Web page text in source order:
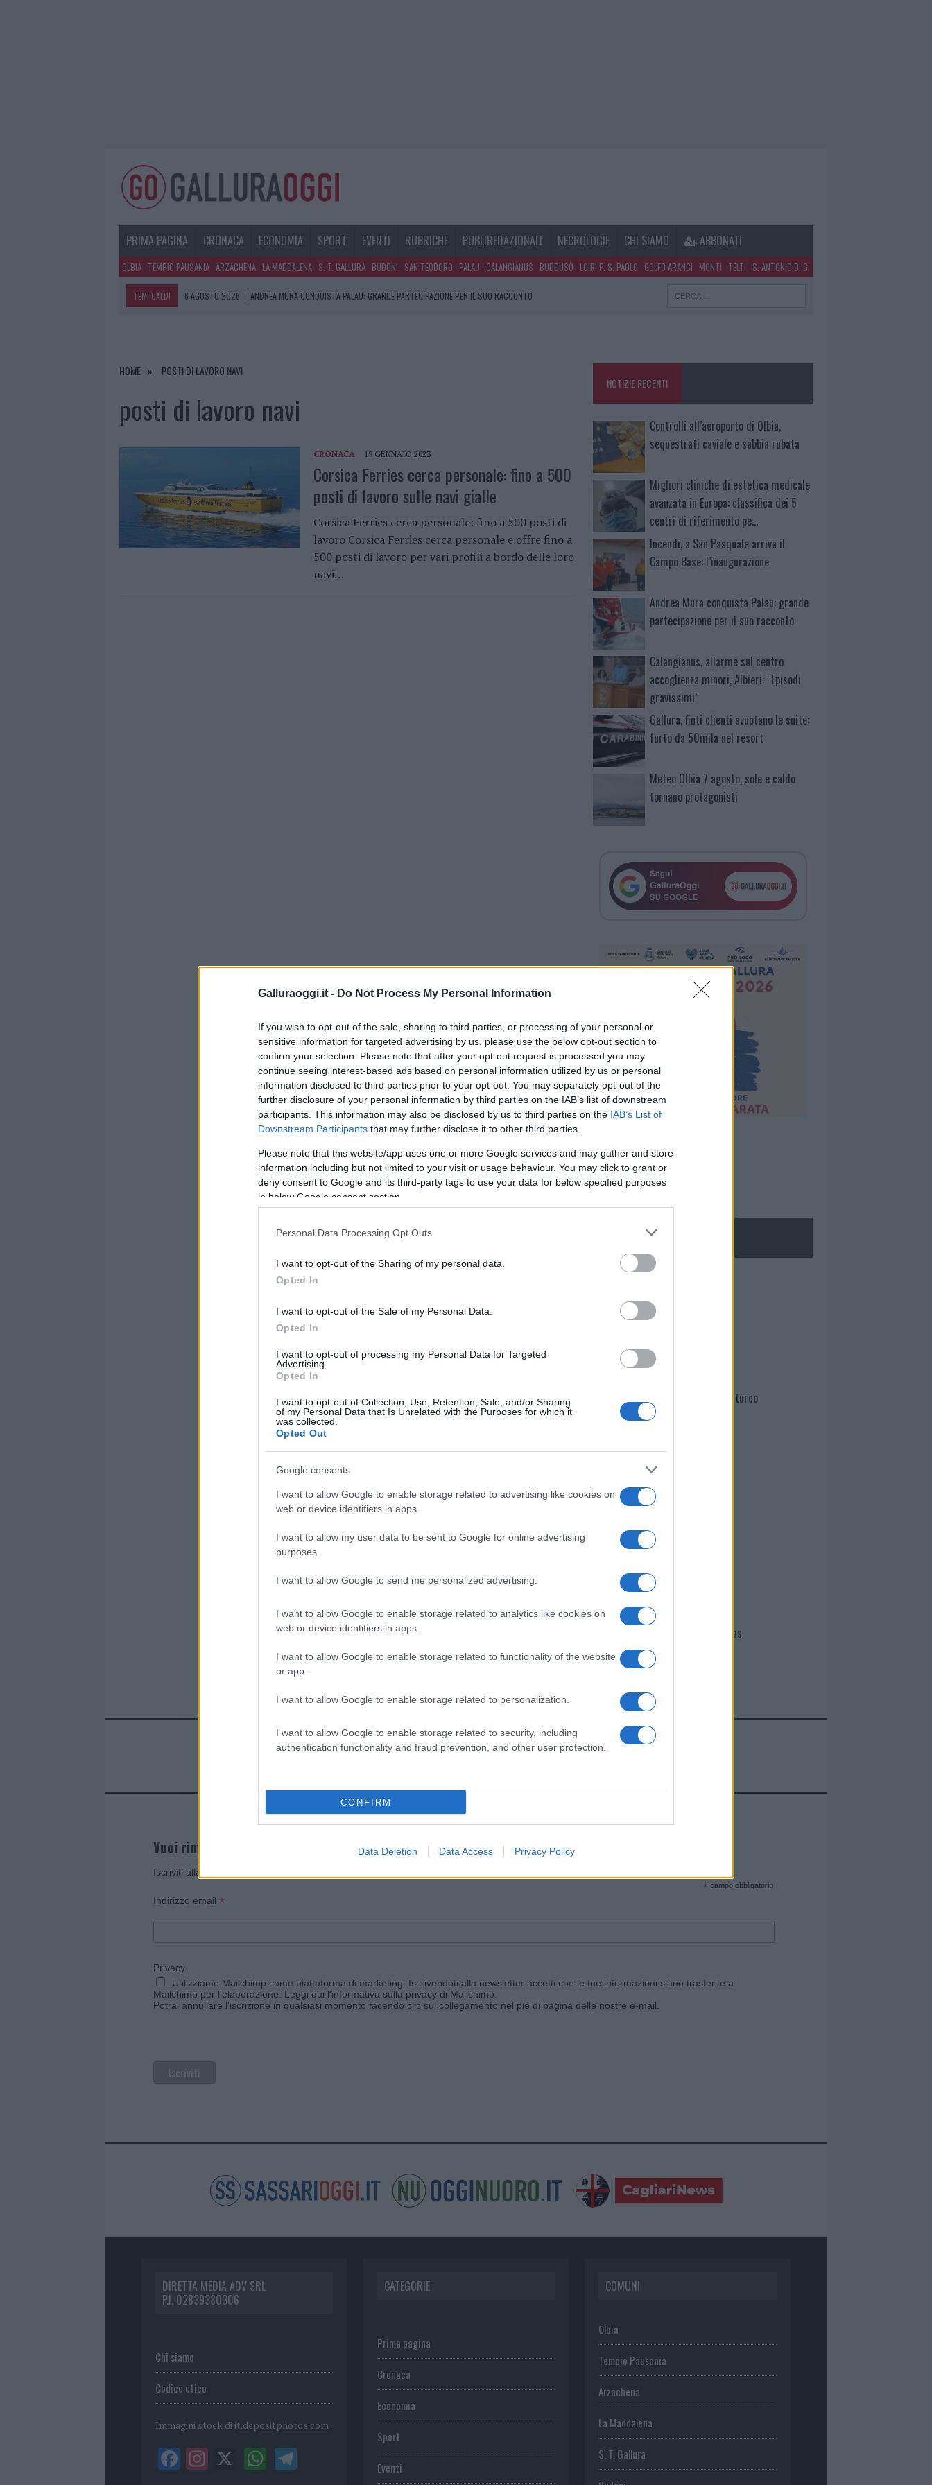
Galluraoggi.it - Do Not Process My Personal Information
If you wish to opt-out of the sale, sharing to third parties, or processing of your personal or
sensitive information for targeted advertising by us, please use the below opt-out section to
confirm your selection. Please note that after your opt-out request is processed you may
continue seeing interest-based ads based on personal information utilized by us or personal
information disclosed to third parties prior to your opt-out. You may separately opt-out of the
further disclosure of your personal information by third parties on the IAB’s list of downstream
participants. This information may also be disclosed by us to third parties on the IAB’s List of
Downstream Participants that may further disclose it to other third parties.
Please note that this website/app uses one or more Google services and may gather and store
information including but not limited to your visit or usage behaviour. You may click to grant or
deny consent to Google and its third-party tags to use your data for below specified purposes
in below Google consent section.
Personal Data Processing Opt Outs
I want to opt-out of the Sharing of my personal data.
Opted In
I want to opt-out of the Sale of my Personal Data.
Opted In
I want to opt-out of processing my Personal Data for Targeted
Advertising.
Opted In
I want to opt-out of Collection, Use, Retention, Sale, and/or Sharing
of my Personal Data that Is Unrelated with the Purposes for which it
was collected.
Opted Out
Google consents
I want to allow Google to enable storage related to advertising like cookies on
web or device identifiers in apps.
I want to allow my user data to be sent to Google for online advertising
purposes.
I want to allow Google to send me personalized advertising.
I want to allow Google to enable storage related to analytics like cookies on
web or device identifiers in apps.
I want to allow Google to enable storage related to functionality of the website
or app.
I want to allow Google to enable storage related to personalization.
I want to allow Google to enable storage related to security, including
authentication functionality and fraud prevention, and other user protection.
CONFIRM
Data Deletion Data Access Privacy Policy
PRIMA PAGINA CRONACA ECONOMIA SPORT EVENTI RUBRICHE PUBLIREDAZIONALI NECROLOGIE CHI SIAMO ABBONATI
OLBIA TEMPIO PAUSANIA ARZACHENA LA MADDALENA S. T. GALLURA BUDONI SAN TEODORO PALAU CALANGIANUS BUDDUSÒ LOIRI P. S. PAOLO GOLFO ARANCI MONTI TELTI S. ANTONIO DI G.
TEMI CALDI 6 AGOSTO 2026 | ANDREA MURA CONQUISTA PALAU: GRANDE PARTECIPAZIONE PER IL SUO RACCONTO
PER I TRATTAMENTI LASER NON INVASIVI
6 AGOSTO 2026
INCENDI, A SAN PASQUALE ARRIVA IL CAMPO BASE: L’INAUGURAZIONE
HOME POSTI DI LAVORO NAVI
posti di lavoro navi
CRONACA 19 GENNAIO 2023
Corsica Ferries cerca personale: fino a 500
posti di lavoro sulle navi gialle
Corsica Ferries cerca personale: fino a 500 posti di
lavoro Corsica Ferries cerca personale e offre fino a
500 posti di lavoro per vari profili a bordo delle loro
navi…
NOTIZIE RECENTI
Controlli all’aeroporto di Olbia,
sequestrati caviale e sabbia rubata
Migliori cliniche di estetica medicale
avanzata in Europa: classifica dei 5
centri di riferimento pe…
Incendi, a San Pasquale arriva il
Campo Base: l’inaugurazione
Andrea Mura conquista Palau: grande
partecipazione per il suo racconto
Calangianus, allarme sul centro
accoglienza minori, Albieri: “Episodi
gravissimi”
Gallura, finti clienti svuotano le suite:
furto da 50mila nel resort
Meteo Olbia 7 agosto, sole e caldo
tornano protagonisti
NECROLOGIE
Martina Agostina Diturco
I nostri cari
I nostri cari
Giovannimaria Cabras
Invia un Comunicato Stampa|Pubblicità|Segnala
Vuoi rimanere sempre aggiornato?
Iscriviti alla newsletter di Gallura Oggi e ricevi le nostre email periodiche contenenti le ultime notizie pubblicate sul sito web!
* campo obbligatorio
Indirizzo email *
Privacy
Utilizziamo Mailchimp come piattaforma di marketing. Iscrivendoti alla newsletter accetti che le tue informazioni siano trasferite a
Mailchimp per l'elaborazione. Leggi qui l'informativa sulla privacy di Mailchimp
Potrai annullare l'iscrizione in qualsiasi momento facendo clic sul collegamento nel piè di pagina delle nostre e-mail.
DIRETTA MEDIA ADV SRL
P.I. 02839380306
Chi siamo
Codice etico
Immagini stock di it.depositphotos.com
CATEGORIE
Prima pagina
Cronaca
Economia
Sport
Eventi
COMUNI
Olbia
Tempio Pausania
Arzachena
La Maddalena
S. T. Gallura